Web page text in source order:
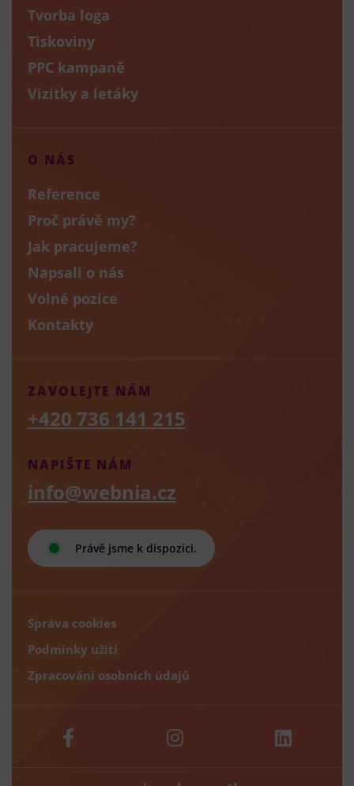
Tvorba loga
Tiskoviny
PPC kampaně
Vizitky a letáky
O NÁS
Reference
Proč právě my?
Jak pracujeme?
Napsali o nás
Volné pozice
Kontakty
Právě jsme k dispozici.
NAPIŠTE NÁM
info@webnia.cz
ZAVOLEJTE NÁM
+420 736 141 215
Správa cookies
Podmínky užití
Zpracování osobních údajů